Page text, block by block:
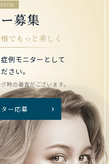
募集
でもっと美しく
例モニターとして
さい。
時の審査がございます。
ー応募